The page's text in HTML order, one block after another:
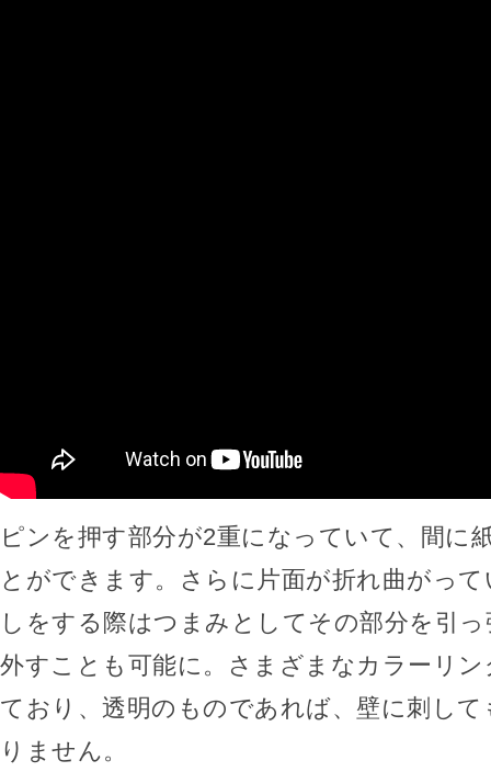
ピンを押す部分が2重になっていて、間に
とができます。さらに片面が折れ曲がっ
しをする際はつまみとしてその部分を引
外すことも可能に。さまざまなカラーリ
ており、透明のものであれば、壁に刺し
りません。